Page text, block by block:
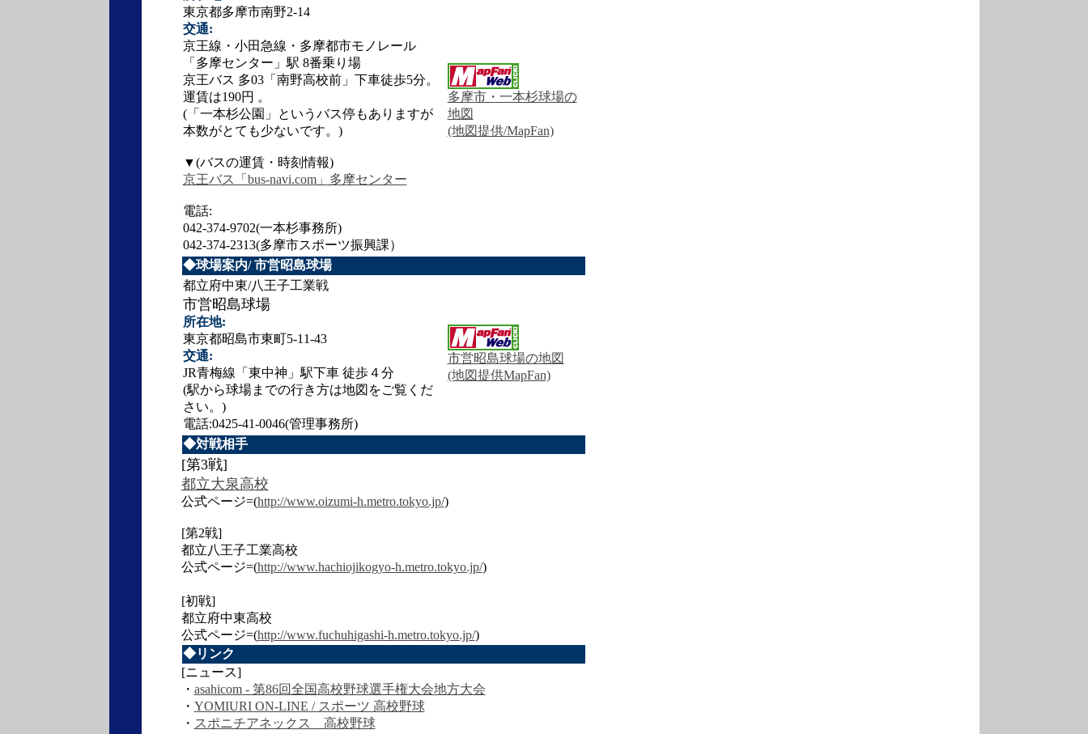
東京都多摩市南野2-14
交通:
京王線・小田急線・多摩都市モノレール
「多摩センター」駅 8番乗り場
京王バス 多03「南野高校前」下車徒歩5分。
運賃は190円 。
(「 一本杉公園 」というバス停もありますが
本数がとても少ないです。)
▼(バスの運賃・時刻情報)
京王バス「bus-navi.com」多摩センター
電話:
042-374-9702(一本杉事務所)
042-374-2313(多摩市スポーツ振興課）
多摩市・一本杉球場の
地図
(地図提供/MapFan)
◆球場案内/ 市営昭島球場
都立府中東/八王子工業戦
市営昭島球場
所在地:
東京都昭島市東町5-11-43
交通:
JR青梅線「東中神」駅下車 徒歩４分
(駅から球場までの行き方は地図をご覧くだ
さい。)
電話:0425-41-0046(管理事務所)
市営昭島球場の地図
(地図提供MapFan)
◆対戦相手
[第3戦]
都立大泉高校
公式ページ=(http://www.oizumi-h.metro.tokyo.jp/)
[第2戦]
都立八王子工業高校
公式ページ=(http://www.hachiojikogyo-h.metro.tokyo.jp/)
[初戦]
都立府中東高校
公式ページ=(http://www.fuchuhigashi-h.metro.tokyo.jp/)
◆リンク
[ニュース]
・ asahicom - 第86回全国高校野球選手権大会地方大会
・ YOMIURI ON-LINE / スポーツ 高校野球
・ スポニチアネックス 高校野球